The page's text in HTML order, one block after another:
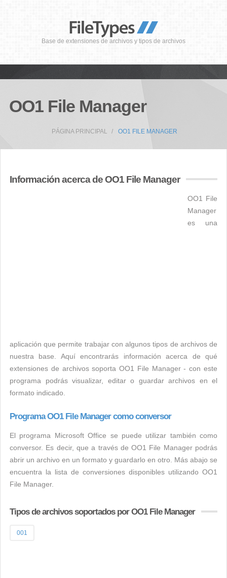
Base de extensiones de archivos y tipos de archivos
OO1 File Manager
PÁGINA PRINCIPAL OO1 FILE MANAGER
Información acerca de OO1 File Manager
OO1 File
Manager
es una
aplicación que permite trabajar con algunos tipos de archivos de
nuestra base. Aquí encontrarás información acerca de qué
extensiones de archivos soporta OO1 File Manager - con este
programa podrás visualizar, editar o guardar archivos en el
formato indicado.
Programa OO1 File Manager como conversor
El programa Microsoft Office se puede utilizar también como
conversor. Es decir, que a través de OO1 File Manager podrás
abrir un archivo en un formato y guardarlo en otro. Más abajo se
encuentra la lista de conversiones disponibles utilizando OO1
File Manager.
Tipos de archivos soportados por OO1 File Manager
001